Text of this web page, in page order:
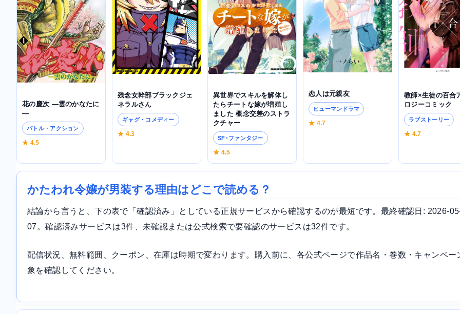
花の慶次 ―雲のかなたに
―
バトル・アクション
★ 4.5
残念女幹部ブラックジェ
ネラルさん
ギャグ・コメディー
★ 4.3
異世界でスキルを解体し
たらチートな嫁が増殖し
ました 概念交差のストラ
クチャー
SF･ファンタジー
★ 4.5
恋人は元親友
ヒューマンドラマ
★ 4.7
教師×生徒の百合
ロジーコミック
ラブストーリー
★ 4.7
かたわれ令嬢が男装する理由はどこで読める？
結論から言うと、下の表で「確認済み」としている正規サービスから確認するのが最短です。最終確認日: 2026-
07。確認済みサービスは3件、未確認または公式検索で要確認のサービスは32件です。
配信状況、無料範囲、クーポン、在庫は時期で変わります。購入前に、各公式ページで作品名・巻数・キャンペー
象を確認してください。